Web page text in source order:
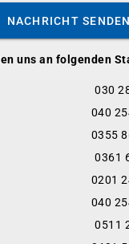
uns an folgenden
030
040
0355
0361
0201
040
0511
NACHRICHT SENDEN